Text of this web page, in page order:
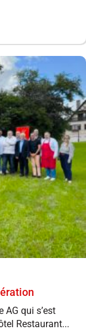
qui s’est
Restaurant...